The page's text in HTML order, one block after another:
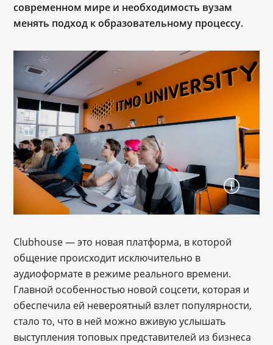
современном мире и необходимость вузам
менять подход к образовательному процессу.
Clubhouse ― это новая платформа, в которой
общение происходит исключительно в
аудиоформате в режиме реального времени.
Главной особенностью новой соцсети, которая и
обеспечила ей невероятный взлет популярности,
стало то, что в ней можно вживую услышать
выступления топовых представителей из бизнеса